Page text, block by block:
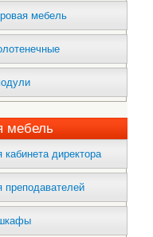
мебель
мебель
директора
преподавателей